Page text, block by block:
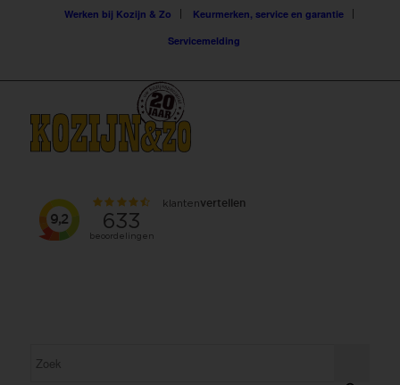
Werken bij Kozijn & Zo
Keurmerken, service en garantie
Servicemelding